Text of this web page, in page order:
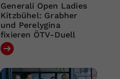
Generali Open Ladies
Kitzbühel: Grabher
und Perelygina
fixieren ÖTV-Duell